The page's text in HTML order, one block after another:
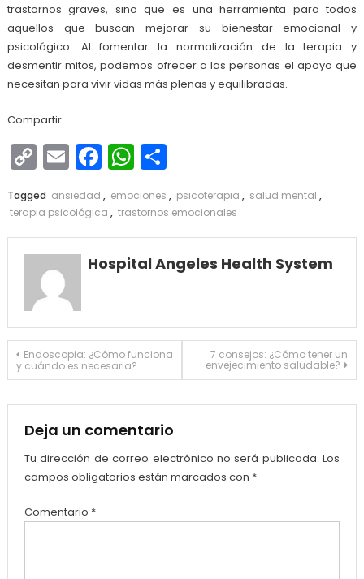
trastornos graves, sino que es una herramienta para todos
aquellos que buscan mejorar su bienestar emocional y
psicológico. Al fomentar la normalización de la terapia y
desmentir mitos, podemos ofrecer a las personas el apoyo que
necesitan para vivir vidas más plenas y equilibradas.
Compartir:
Copy
Link
EmailFacebook
WhatsApp
Compartir
Tagged ansiedad , emociones , psicoterapia , salud mental ,
terapia psicológica , trastornos emocionales
Hospital Angeles Health System
Navegación
de
Endoscopia: ¿Cómo funciona
y cuándo es necesaria?
7 consejos: ¿Cómo tener un
envejecimiento saludable?
Deja un comentario
Tu dirección de correo electrónico no será publicada. Los
campos obligatorios están marcados con *
Comentario *